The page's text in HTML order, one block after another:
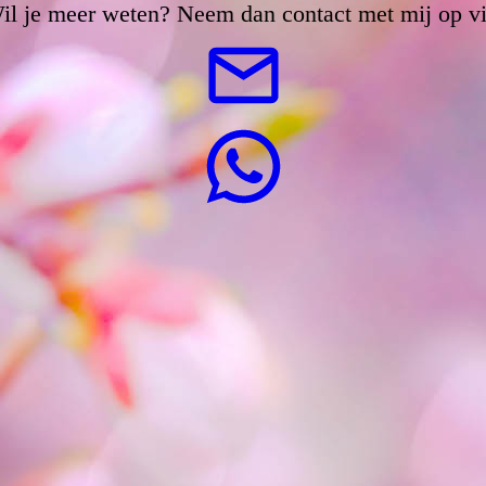
je meer weten? Neem dan contact met mij op